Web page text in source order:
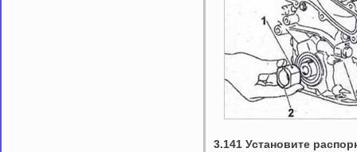
3.141 Установите